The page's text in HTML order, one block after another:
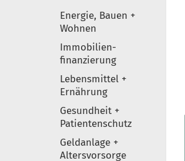
Elemente
Energie, Bauen +
Wohnen
Immobilien-
finanzierung
Lebensmittel +
Ernährung
Gesundheit +
Patientenschutz
Geldanlage +
Altersvorsorge